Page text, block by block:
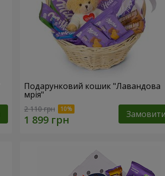
Подарунковий кошик "Лавандова
мрія"
2 110 грн Замовити